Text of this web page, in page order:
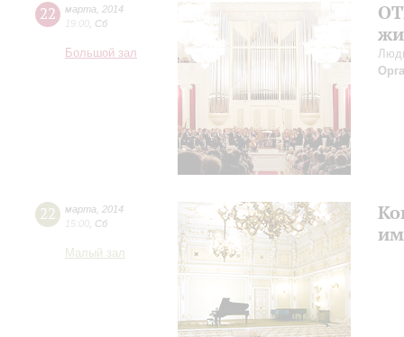
22 марта
2014
19:00 Сб
Большой зал
22 марта
2014
15:00 Сб
Малый зал